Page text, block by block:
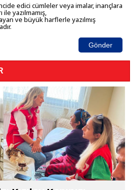
edici cümleler veya imalar, inançlara
ile yazılmamış,
ve büyük harflerle yazılmış
Gönder